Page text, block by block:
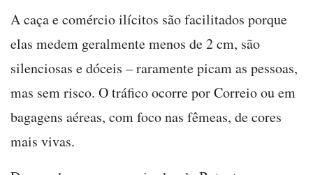
A caça e comércio ilícitos são facilitados porque
elas medem geralmente menos de 2 cm, são
silenciosas e dóceis – raramente picam as pessoas,
mas sem risco. O tráfico ocorre por Correio ou em
bagagens aéreas, com foco nas fêmeas, de cores
mais vivas.